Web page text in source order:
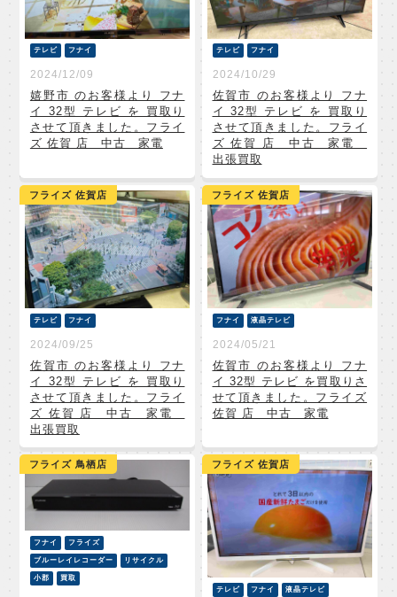
テレビ フナイ
2024/12/09
嬉野市 のお客様より フナ
イ 32型 テレビ を 買取り
させて頂きました。フライ
ズ 佐賀 店 中古 家電
テレビ フナイ
2024/10/29
佐賀市 のお客様より フナ
イ 32型 テレビ を 買取り
させて頂きました。フライ
ズ 佐賀 店 中古 家電
出張買取
フライズ 佐賀店
テレビ フナイ
2024/09/25
佐賀市 のお客様より フナ
イ 32型 テレビ を 買取り
させて頂きました。フライ
ズ 佐賀 店 中古 家電
出張買取
フライズ 佐賀店
フナイ 液晶テレビ
2024/05/21
佐賀市 のお客様より フナ
イ 32型 テレビ を買取りさ
せて頂きました。フライズ
佐賀 店 中古 家電
フライズ 鳥栖店
フナイ フライズ
ブルーレイレコーダー リサイクル
小郡 買取
フライズ 佐賀店
テレビ フナイ 液晶テレビ